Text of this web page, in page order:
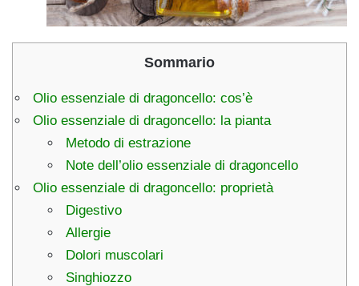
Sommario
Olio essenziale di dragoncello: cos’è
Olio essenziale di dragoncello: la pianta
Metodo di estrazione
Note dell’olio essenziale di dragoncello
Olio essenziale di dragoncello: proprietà
Digestivo
Allergie
Dolori muscolari
Singhiozzo